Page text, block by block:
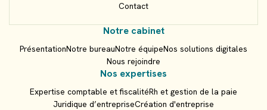
Contact
Notre cabinet
PrésentationNotre bureauNotre équipeNos solutions digitales
Nous rejoindre
Nos expertises
Expertise comptable et fiscalitéRh et gestion de la paie
Juridique d’entrepriseCréation d'entreprise